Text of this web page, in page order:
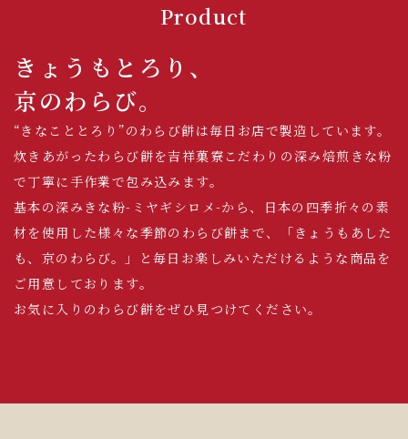
Product
きょうもとろり、
京のわらび。
“きなこととろり”のわらび餅は毎日お店で製造しています。
炊きあがったわらび餅を吉祥菓寮こだわりの深み焙煎きな粉
で丁寧に手作業で包み込みます。
基本の深みきな粉-ミヤギシロメ-から、日本の四季折々の素
材を使用した様々な季節のわらび餅まで、「きょうもあした
も、京のわらび。」と毎日お楽しみいただけるような商品を
ご用意しております。
お気に入りのわらび餅をぜひ見つけてください。